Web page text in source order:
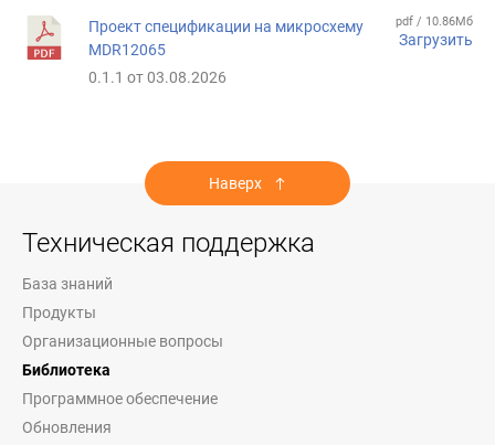
Проект спецификации на микросхему
MDR12065
0.1.1 от 03.08.2026
pdf / 10.86Мб
Загрузить
Наверх
Техническая поддержка
База знаний
Продукты
Организационные вопросы
Библиотека
Программное обеспечение
Обновления